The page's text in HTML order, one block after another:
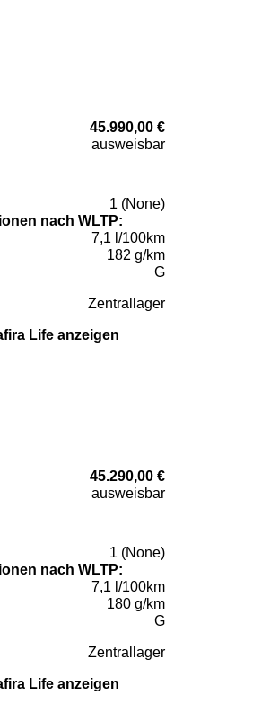
45.990,00 €
ausweisbar
1 (None)
nach WLTP:
7,1 l/100km
182 g/km
G
Zentrallager
Life anzeigen
45.290,00 €
ausweisbar
1 (None)
nach WLTP:
7,1 l/100km
180 g/km
G
Zentrallager
Life anzeigen